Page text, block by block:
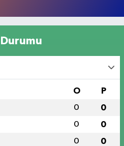
O P
0 0
0 0
0 0